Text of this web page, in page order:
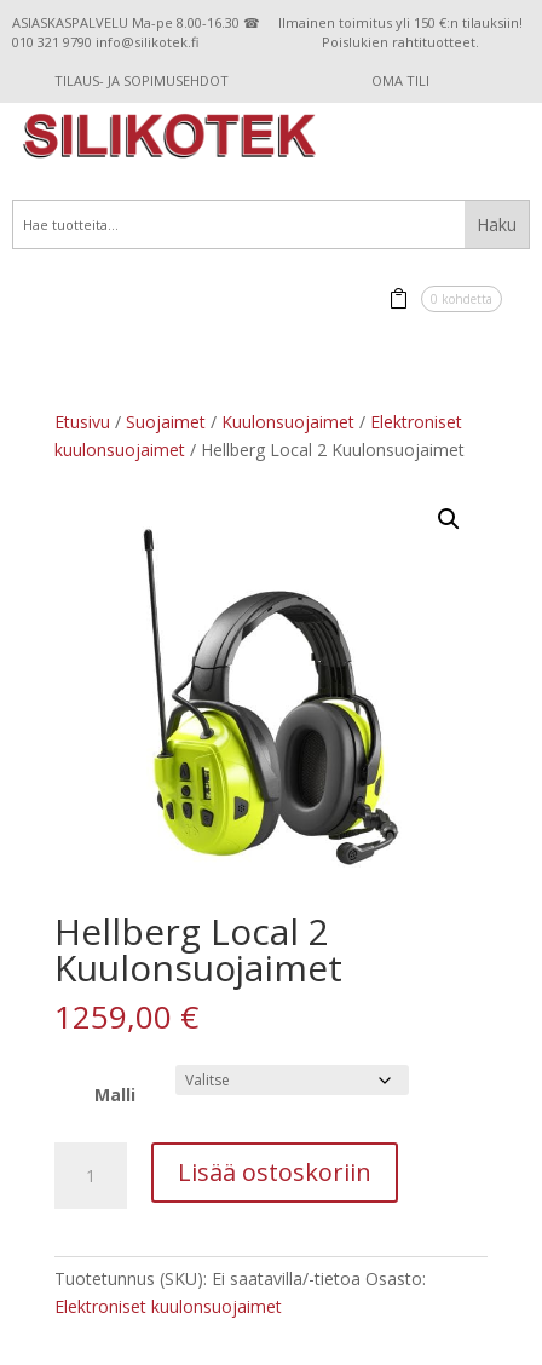
ASIASKASPALVELU Ma-pe 8.00-16.30 ☎
010 321 9790 info@silikotek.fi
Ilmainen toimitus yli 150 €:n tilauksiin!
Poislukien rahtituotteet.
TILAUS- JA SOPIMUSEHDOT OMA TILI
0 kohdetta
Etusivu / Suojaimet/ Kuulonsuojaimet/ Elektroniset
kuulonsuojaimet/ Hellberg Local 2 Kuulonsuojaimet
Hellberg Local 2
Kuulonsuojaimet
1259,00 €
Malli
Local
Lisää ostoskoriin
Tuotetunnus (SKU): Ei saatavilla/-tietoa Osasto:
Elektroniset kuulonsuojaimet